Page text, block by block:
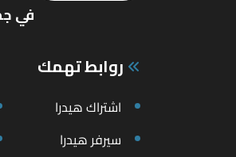
في
روابط تهمك
اشتراك هيدرا
سيرفر هيدرا